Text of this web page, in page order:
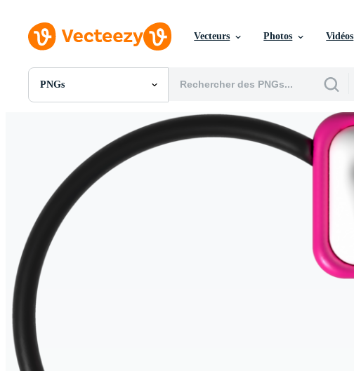
Vecteurs Photos Vidéos
PNGs
Toutes Images
SVGs
Modèles
Vecteurs
Vidéos
Motion graphics
Images Éditoriales